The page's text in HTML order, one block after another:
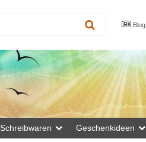
Blog
Schreibwaren Geschenkideen